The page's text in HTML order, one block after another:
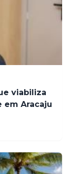
viabiliza
Aracaju